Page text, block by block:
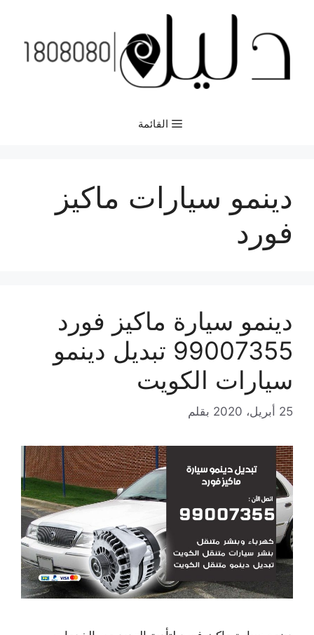
المحتوى
القائمة
دينمو سيارات ماكيز
فورد
دينمو سيارة ماكيز فورد
99007355 تبديل دينمو
سيارات الكويت
25 أبريل، 2020 بقلم